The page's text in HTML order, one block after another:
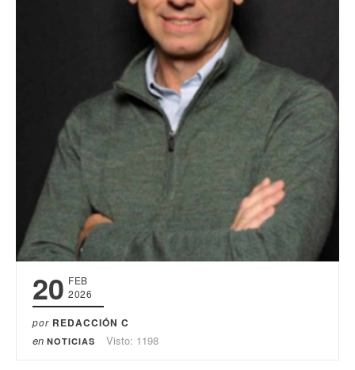
20 FEB
2026
por REDACCIÓN C
en NOTICIAS Visto: 1198